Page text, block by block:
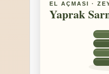
EL AÇMASI ·
Yaprak